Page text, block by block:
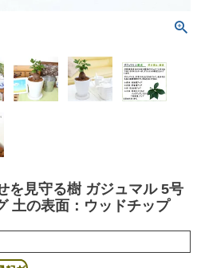
を見守る樹 ガジュマル 5号
土の表面：ウッドチップ